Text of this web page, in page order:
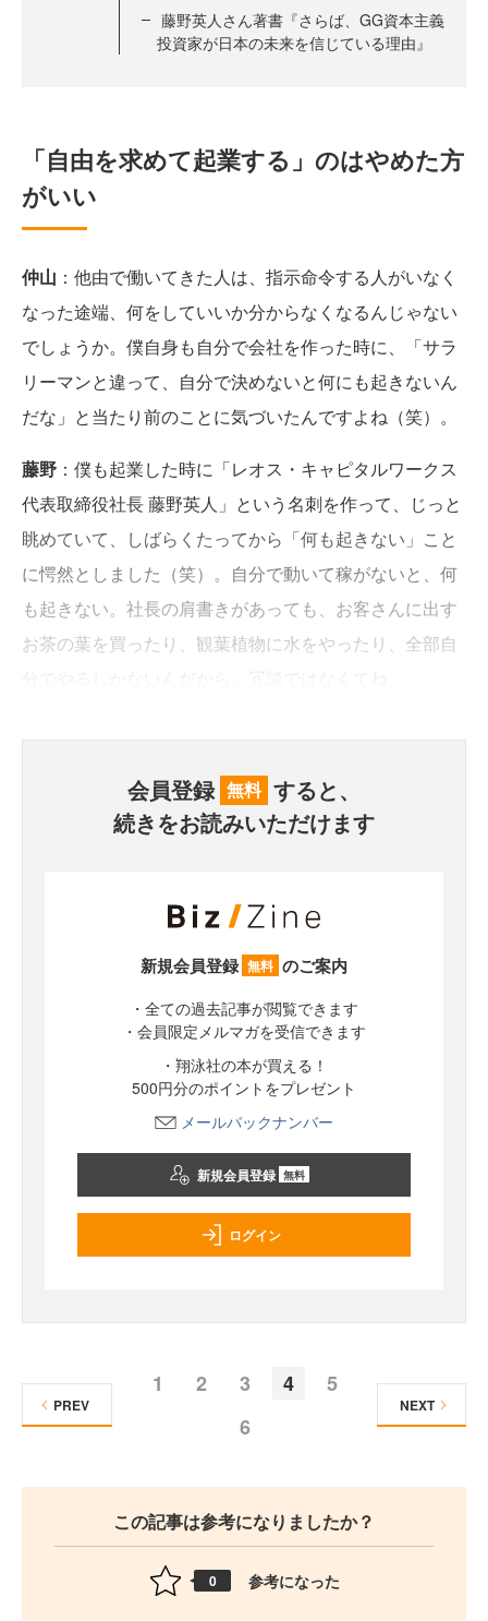
藤野英人さん著書『さらば、GG資本主義
投資家が日本の未来を信じている理由』
「自由を求めて起業する」のはやめた方
がいい
仲山 ：他由で働いてきた人は、指示命令する人がいなく
なった途端、何をしていいか分からなくなるんじゃない
でしょうか。僕自身も自分で会社を作った時に、「サラ
リーマンと違って、自分で決めないと何にも起きないん
だな」と当たり前のことに気づいたんですよね（笑）。
藤野 ：僕も起業した時に「レオス・キャピタルワークス
代表取締役社長 藤野英人」という名刺を作って、じっと
眺めていて、しばらくたってから「何も起きない」こと
に愕然としました（笑）。自分で動いて稼がないと、何
も起きない。社長の肩書きがあっても、お客さんに出す
お茶の葉を買ったり、観葉植物に水をやったり、全部自
会員登録 無料 すると、
続きをお読みいただけます
新規会員登録 無料 のご案内
・全ての過去記事が閲覧できます
・会員限定メルマガを受信できます
・翔泳社の本が買える！
500円分のポイントをプレゼント
メールバックナンバー
新規会員登録 無料
ログイン
1 2 3 4
5
6
PREV NEXT
この記事は参考になりましたか？
0 参考になった